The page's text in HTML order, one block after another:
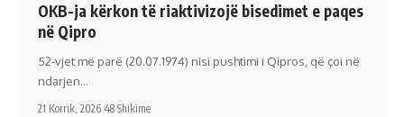
OKB-ja kërkon të riaktivizojë bisedimet e paqes
në Qipro
52-vjet më parë (20.07.1974) nisi pushtimi i Qipros, që çoi në
ndarjen…
21 Korrik, 2026 48 Shikime